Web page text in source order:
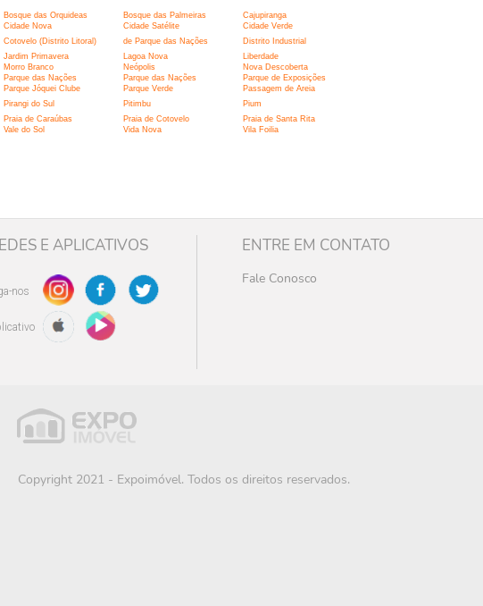
Bosque das Orquideas Bosque das Palmeiras
Cajupiranga
Cidade Nova Cidade Satélite
Cidade Verde
Cotovelo (Distrito Litoral) de Parque das Nações
Distrito Industrial
Jardim Primavera Lagoa Nova
Liberdade
Morro Branco Neópolis
Nova Descoberta
Parque das Nações Parque das Nações
Parque de Exposições
Parque Jóquei Clube Parque Verde
Passagem de Areia
Pirangi do Sul Pitimbu
Pium
Praia de Caraúbas Praia de Cotovelo
Praia de Santa Rita
Vale do Sol Vida Nova Vila Foilia
E APLICATIVOS
nos
ENTRE EM CONTATO
Fale Conosco
Copyright 2021 - Expoimóvel. Todos os direitos reservados.